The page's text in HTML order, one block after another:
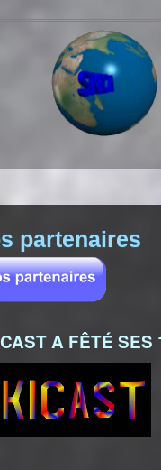
partenaires
A FÊTÉ SES